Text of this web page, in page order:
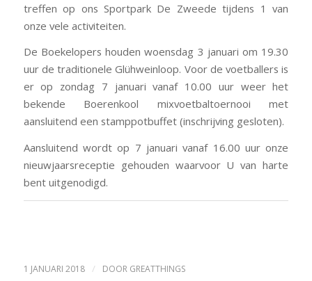
treffen op ons Sportpark De Zweede tijdens 1 van
onze vele activiteiten.
De Boekelopers houden woensdag 3 januari om 19.30
uur de traditionele Glühweinloop. Voor de voetballers is
er op zondag 7 januari vanaf 10.00 uur weer het
bekende Boerenkool mixvoetbaltoernooi met
aansluitend een stamppotbuffet (inschrijving gesloten).
Aansluitend wordt op 7 januari vanaf 16.00 uur onze
nieuwjaarsreceptie gehouden waarvoor U van harte
bent uitgenodigd.
1 JANUARI 2018 / DOOR GREATTHINGS